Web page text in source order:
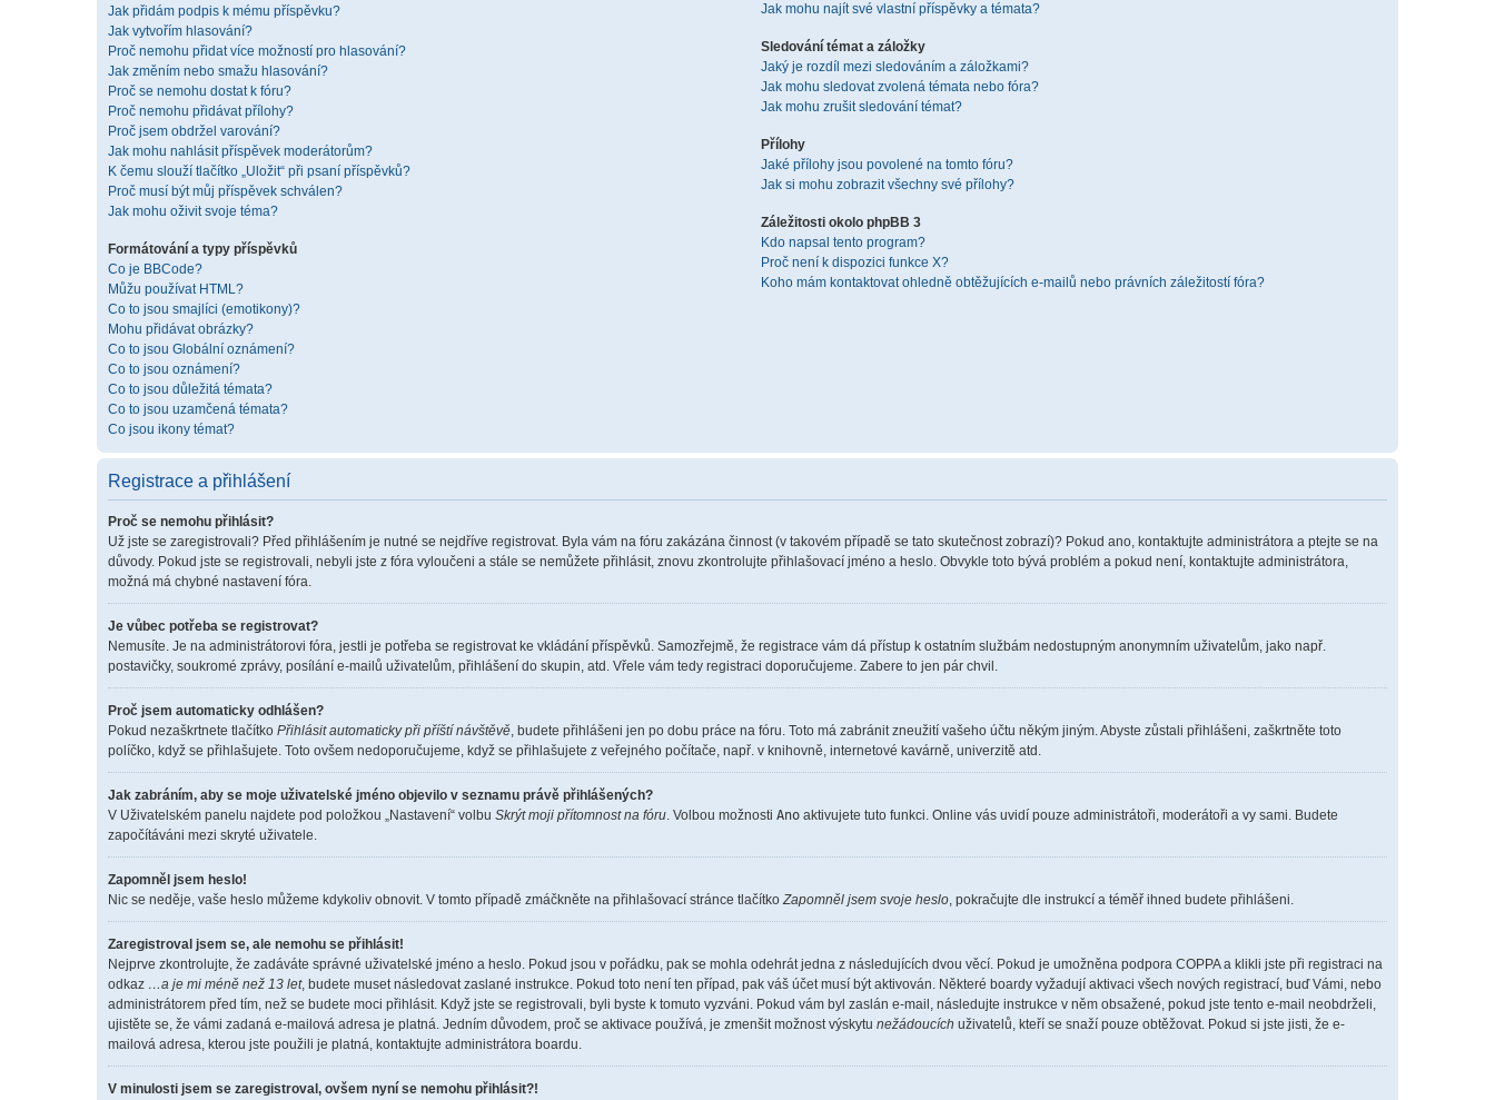
Jak přidám podpis k mému příspěvku?
Jak vytvořím hlasování?
Proč nemohu přidat více možností pro hlasování?
Jak změním nebo smažu hlasování?
Proč se nemohu dostat k fóru?
Proč nemohu přidávat přílohy?
Proč jsem obdržel varování?
Jak mohu nahlásit příspěvek moderátorům?
K čemu slouží tlačítko „Uložit“ při psaní příspěvků?
Proč musí být můj příspěvek schválen?
Jak mohu oživit svoje téma?
Formátování a typy příspěvků
Co je BBCode?
Můžu používat HTML?
Co to jsou smajlíci (emotikony)?
Mohu přidávat obrázky?
Co to jsou Globální oznámení?
Co to jsou oznámení?
Co to jsou důležitá témata?
Co to jsou uzamčená témata?
Co jsou ikony témat?
Jak mohu najít své vlastní příspěvky a témata?
Sledování témat a záložky
Jaký je rozdíl mezi sledováním a záložkami?
Jak mohu sledovat zvolená témata nebo fóra?
Jak mohu zrušit sledování témat?
Přílohy
Jaké přílohy jsou povolené na tomto fóru?
Jak si mohu zobrazit všechny své přílohy?
Záležitosti okolo phpBB 3
Kdo napsal tento program?
Proč není k dispozici funkce X?
Koho mám kontaktovat ohledně obtěžujících e-mailů nebo právních záležitostí fóra?
Registrace a přihlášení
Proč se nemohu přihlásit?
Už jste se zaregistrovali? Před přihlášením je nutné se nejdříve registrovat. Byla vám na fóru zakázána činnost (v takovém případě se tato skutečnost zobrazí)? Pokud ano, kontaktujte administrátora a ptejte se na
důvody. Pokud jste se registrovali, nebyli jste z fóra vyloučeni a stále se nemůžete přihlásit, znovu zkontrolujte přihlašovací jméno a heslo. Obvykle toto bývá problém a pokud není, kontaktujte administrátora,
možná má chybné nastavení fóra.
Je vůbec potřeba se registrovat?
Nemusíte. Je na administrátorovi fóra, jestli je potřeba se registrovat ke vkládání příspěvků. Samozřejmě, že registrace vám dá přístup k ostatním službám nedostupným anonymním uživatelům, jako např.
postavičky, soukromé zprávy, posílání e-mailů uživatelům, přihlášení do skupin, atd. Vřele vám tedy registraci doporučujeme. Zabere to jen pár chvil.
Proč jsem automaticky odhlášen?
Pokud nezaškrtnete tlačítko Přihlásit automaticky při příští návštěvě, budete přihlášeni jen po dobu práce na fóru. Toto má zabránit zneužití vašeho účtu někým jiným. Abyste zůstali přihlášeni, zaškrtněte toto
políčko, když se přihlašujete. Toto ovšem nedoporučujeme, když se přihlašujete z veřejného počítače, např. v knihovně, internetové kavárně, univerzitě atd.
Jak zabráním, aby se moje uživatelské jméno objevilo v seznamu právě přihlášených?
V Uživatelském panelu najdete pod položkou „Nastavení“ volbu Skrýt moji přítomnost na fóru. Volbou možnosti Ano aktivujete tuto funkci. Online vás uvidí pouze administrátoři, moderátoři a vy sami. Budete
započítáváni mezi skryté uživatele.
Zapomněl jsem heslo!
Nic se neděje, vaše heslo můžeme kdykoliv obnovit. V tomto případě zmáčkněte na přihlašovací stránce tlačítkoZapomněl jsem svoje heslo, pokračujte dle instrukcí a téměř ihned budete přihlášeni.
Zaregistroval jsem se, ale nemohu se přihlásit!
Nejprve zkontrolujte, že zadáváte správné uživatelské jméno a heslo. Pokud jsou v pořádku, pak se mohla odehrát jedna z následujících dvou věcí. Pokud je umožněna podpora COPPA a klikli jste při registraci na
odkaz …a je mi méně než 13 let, budete muset následovat zaslané instrukce. Pokud toto není ten případ, pak váš účet musí být aktivován. Některé boardy vyžadují aktivaci všech nových registrací, buď Vámi, nebo
administrátorem před tím, než se budete moci přihlásit. Když jste se registrovali, byli byste k tomuto vyzváni. Pokud vám byl zaslán e-mail, následujte instrukce v něm obsažené, pokud jste tento e-mail neobdrželi,
ujistěte se, že vámi zadaná e-mailová adresa je platná. Jedním důvodem, proč se aktivace používá, je zmenšit možnost výskytu nežádoucích uživatelů, kteří se snaží pouze obtěžovat. Pokud si jste jisti, že e-
mailová adresa, kterou jste použili je platná, kontaktujte administrátora boardu.
V minulosti jsem se zaregistroval, ovšem nyní se nemohu přihlásit?!